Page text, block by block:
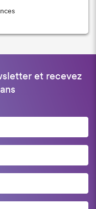
et recevez